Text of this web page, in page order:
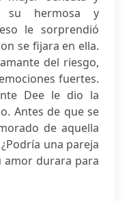
su hermosa y
le sorprendió
se fijara en ella.
del riesgo,
fuertes.
Dee le dio la
Antes de que se
de aquella
una pareja
amor durara para